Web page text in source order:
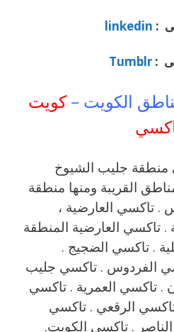
:
linkedin
:
Tumblr
الكويت –كويت
جليب الشيوخ
بمحافظة الفروانية والمناطق القريبة ‎ومنها منطقة
. تاكسي العارضية ،
تاكسي العارضية المنطقة
. تاكسي الضجيج .
الفردوس . تاكسي جليب
. تاكسي العمرية . تاكسي
تاكسي الرقعي . تاكسي
. تاكسي الكويت.